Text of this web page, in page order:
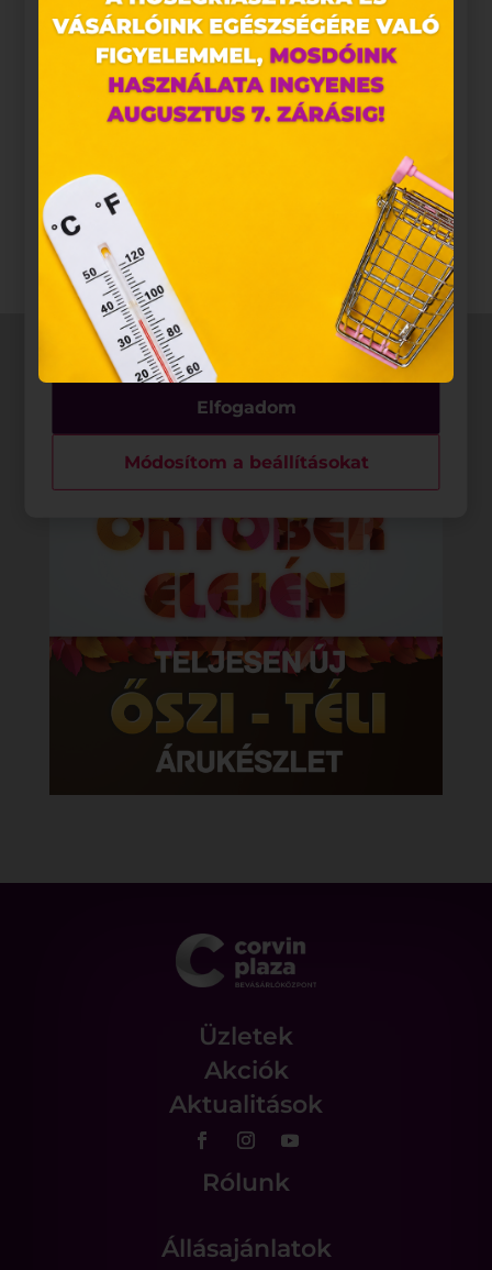
Üzletek
Akciók
Aktualitások
Rólunk
Állásajánlatok
Weboldalunkon „cookie"-kat (továbbiakban „süti")
alkalmazunk. Ezek olyan fájlok, melyek információt
tárolnak webes böngészőjében. Ehhez az Ön
hozzájárulása szükséges.
A „sütiket" az elektronikus hírközlésről szóló 2003.
összefüggő szolgáltatások egyes kérdéseiről szóló
2001. évi CVIII. törvény, valamint az Európai Unió
előírásainak megfelelően használjuk. Azon
weblapoknak, melyek az Európai Unió országain
belül működnek, a „sütik" használatához, és
ezeknek a felhasználó számítógépén vagy egyéb
eszközén történő tárolásához a felhasználók
hozzájárulását kell kérniük.
Elfogadom
Módosítom a beállításokat